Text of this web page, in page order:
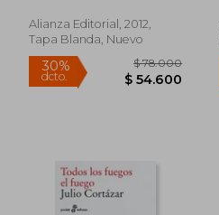
Alianza Editorial, 2012,
Tapa Blanda, Nuevo